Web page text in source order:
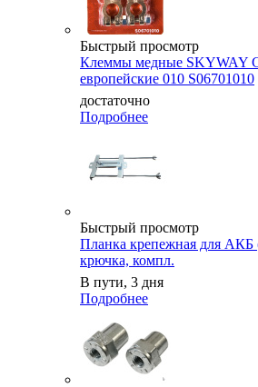
Быстрый просмотр
Клеммы медные
европейские 010 S06701010
достаточно
Подробнее
Быстрый просмотр
Планка крепежная для АКБ
крючка, компл.
В пути, 3 дня
Подробнее